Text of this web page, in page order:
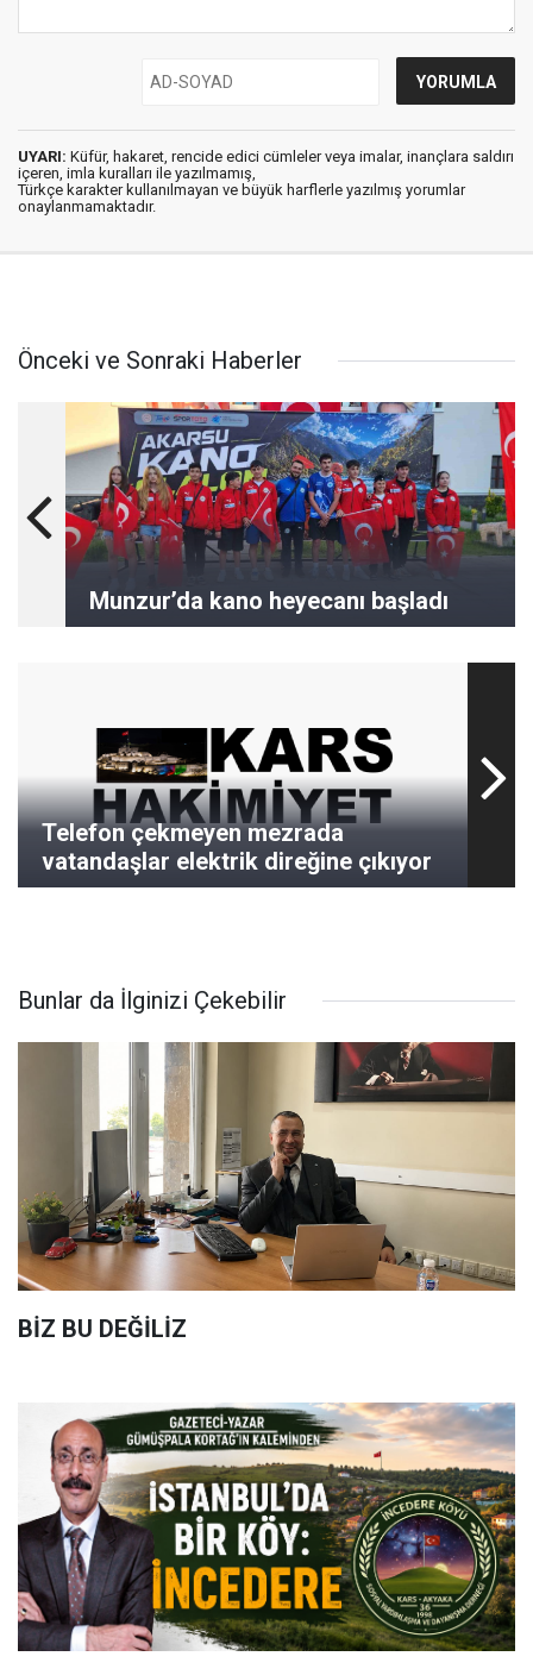
UYARI: Küfür, hakaret, rencide edici cümleler veya imalar, inançlara saldırı
içeren, imla kuralları ile yazılmamış,
Türkçe karakter kullanılmayan ve büyük harflerle yazılmış yorumlar
onaylanmamaktadır.
Önceki ve Sonraki Haberler
Munzur’da kano heyecanı başladı
Telefon çekmeyen mezrada
vatandaşlar elektrik direğine çıkıyor
Bunlar da İlginizi Çekebilir
BİZ BU DEĞİLİZ